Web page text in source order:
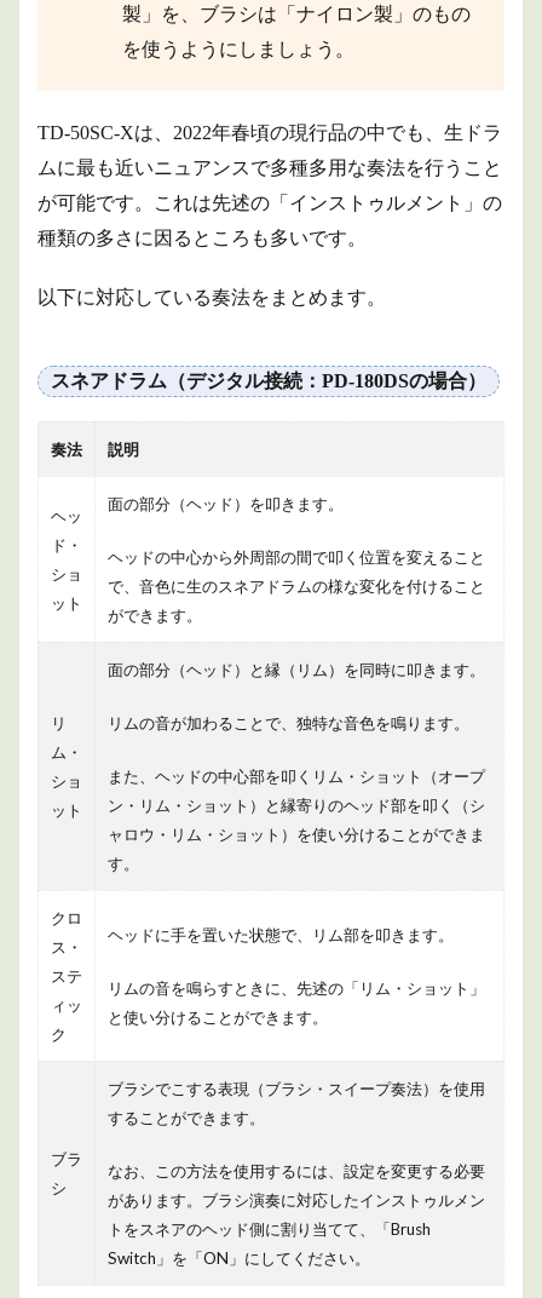
180DS
の場
合）
1.2
ハイ
ハッ
（デ
VH-
場
合）
1.3
ライ
ド・
シン
バル
（デ
ジタ
ル接
続：
（デ
ル接
続を
く）
1.5
シン
バル
ル接
製」を、ブラシは「ナイロン製」のもの
を使うようにしましょう。
TD-50SC-Xは、2022年春頃の現行品の中でも、生ドラ
ムに最も近いニュアンスで多種多用な奏法を行うこと
が可能です。これは先述の「インストゥルメント」の
種類の多さに因るところも多いです。
以下に対応している奏法をまとめます。
スネアドラム（デジタル接続：PD-180DSの場合）
奏法 説明
ヘッ
ド・
ショ
ット
面の部分（ヘッド）を叩きます。
ヘッドの中心から外周部の間で叩く位置を変えること
で、音色に生のスネアドラムの様な変化を付けること
ができます。
リ
ム・
ショ
ット
面の部分（ヘッド）と縁（リム）を同時に叩きます。
リムの音が加わることで、独特な音色を鳴ります。
また、ヘッドの中心部を叩くリム・ショット（オープ
ン・リム・ショット）と縁寄りのヘッド部を叩く（シ
ャロウ・リム・ショット）を使い分けることができま
す。
クロ
ス・
ステ
ィッ
ク
ヘッドに手を置いた状態で、リム部を叩きます。
リムの音を鳴らすときに、先述の「リム・ショット」
と使い分けることができます。
ブラ
シ
ブラシでこする表現（ブラシ・スイープ奏法）を使用
することができます。
なお、この方法を使用するには、設定を変更する必要
があります。ブラシ演奏に対応したインストゥルメン
トをスネアのヘッド側に割り当てて、「Brush
Switch」を「ON」にしてください。